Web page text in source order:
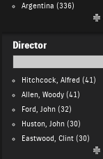
Argentina (336)
Director
Hitchcock, Alfred (41)
Allen, Woody(41)
Ford, John(32)
Huston, John(30)
Eastwood, Clint(30)